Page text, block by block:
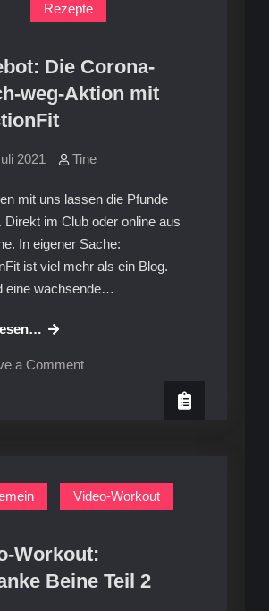
Rezepte
Die Corona-
weg-Aktion mit
2021 Tine
mit uns lassen die Pfunde
Direkt im Club oder online aus
In eigener Sache:
ist viel mehr als ein Blog.
eine wachsende…
Angebot:
Corona-
FunctionFit
a Commenton
Video-Workout
Workout:
Beine Teil 2